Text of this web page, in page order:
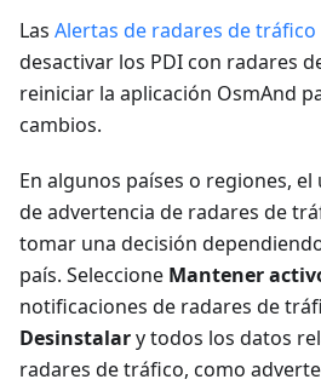
Las Alertas de radares de tráfico
desactivar los PDI con radares
reiniciar la aplicación OsmAnd
cambios.
En algunos países o regiones,
de advertencia de radares de
tomar una decisión
país. Seleccione Mantener
notificaciones de radares de
Desinstalary todos los datos
radares de tráfico, como